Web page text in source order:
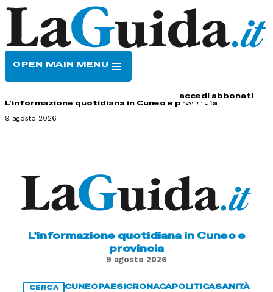
OPEN MAIN MENU
accedi abbonati
L'informazione quotidiana in Cuneo e provincia
9 agosto 2026
L'informazione quotidiana in Cuneo e
provincia
9 agosto 2026
CERCA CUNEOPAESICRONACAPOLITICASANITÀ